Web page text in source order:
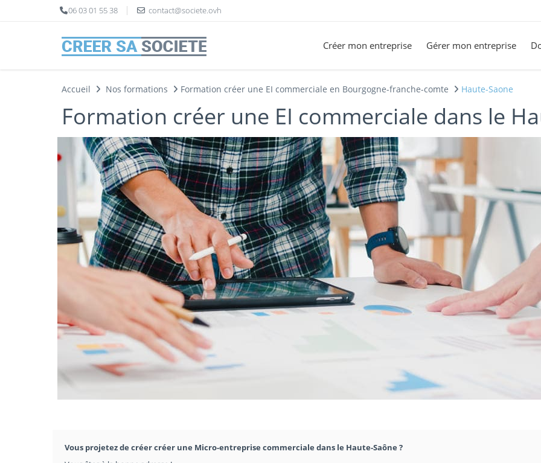
06 03 01 55 38 contact@societe.ovh
Créer mon entreprise Gérer mon entreprise
Accueil Nos formations Formation créer une EI commerciale en Bourgogne-franche-comte Haute-Saone
Formation créer une EI commerciale dans le
Vous projetez de créer créer une Micro-entreprise commerciale dans le Haute-Saône ?
Panneau de gestion des cookies